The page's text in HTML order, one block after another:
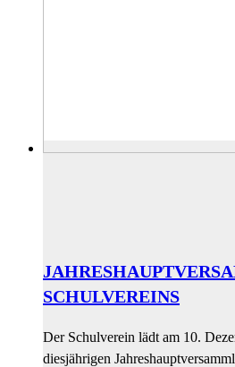
SCHULVEREINS
Der Schulverein lädt am 10.
diesjährigen